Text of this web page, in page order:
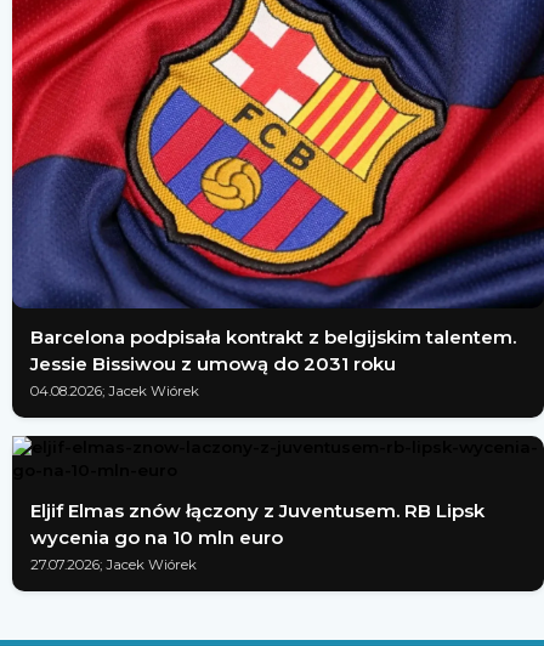
Barcelona podpisała kontrakt z belgijskim talentem.
Jessie Bissiwou z umową do 2031 roku
04.08.2026; Jacek Wiórek
Eljif Elmas znów łączony z Juventusem. RB Lipsk
wycenia go na 10 mln euro
27.07.2026; Jacek Wiórek